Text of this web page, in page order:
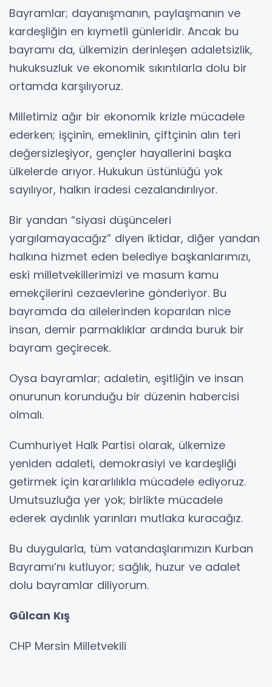
Bayramlar; dayanışmanın, paylaşmanın ve
kardeşliğin en kıymetli günleridir. Ancak bu
bayramı da, ülkemizin derinleşen adaletsizlik,
hukuksuzluk ve ekonomik sıkıntılarla dolu bir
ortamda karşılıyoruz.
Milletimiz ağır bir ekonomik krizle mücadele
ederken; işçinin, emeklinin, çiftçinin alın teri
değersizleşiyor, gençler hayallerini başka
ülkelerde arıyor. Hukukun üstünlüğü yok
sayılıyor, halkın iradesi cezalandırılıyor.
Bir yandan “siyasi düşünceleri
yargılamayacağız” diyen iktidar, diğer yandan
halkına hizmet eden belediye başkanlarımızı,
eski milletvekillerimizi ve masum kamu
emekçilerini cezaevlerine gönderiyor. Bu
bayramda da ailelerinden koparılan nice
insan, demir parmaklıklar ardında buruk bir
bayram geçirecek.
Oysa bayramlar; adaletin, eşitliğin ve insan
onurunun korunduğu bir düzenin habercisi
olmalı.
Cumhuriyet Halk Partisi olarak, ülkemize
yeniden adaleti, demokrasiyi ve kardeşliği
getirmek için kararlılıkla mücadele ediyoruz.
Umutsuzluğa yer yok; birlikte mücadele
ederek aydınlık yarınları mutlaka kuracağız.
Bu duygularla, tüm vatandaşlarımızın Kurban
Bayramı’nı kutluyor; sağlık, huzur ve adalet
dolu bayramlar diliyorum.
Gülcan Kış
CHP Mersin Milletvekili